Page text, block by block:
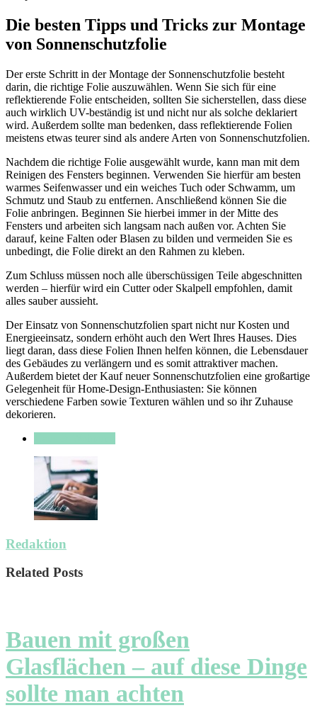
Die besten Tipps und Tricks zur Montage
von Sonnenschutzfolie
Der erste Schritt in der Montage der Sonnenschutzfolie besteht
darin, die richtige Folie auszuwählen. Wenn Sie sich für eine
reflektierende Folie entscheiden, sollten Sie sicherstellen, dass diese
auch wirklich UV-beständig ist und nicht nur als solche deklariert
wird. Außerdem sollte man bedenken, dass reflektierende Folien
meistens etwas teurer sind als andere Arten von Sonnenschutzfolien.
Nachdem die richtige Folie ausgewählt wurde, kann man mit dem
Reinigen des Fensters beginnen. Verwenden Sie hierfür am besten
warmes Seifenwasser und ein weiches Tuch oder Schwamm, um
Schmutz und Staub zu entfernen. Anschließend können Sie die
Folie anbringen. Beginnen Sie hierbei immer in der Mitte des
Fensters und arbeiten sich langsam nach außen vor. Achten Sie
darauf, keine Falten oder Blasen zu bilden und vermeiden Sie es
unbedingt, die Folie direkt an den Rahmen zu kleben.
Zum Schluss müssen noch alle überschüssigen Teile abgeschnitten
werden – hierfür wird ein Cutter oder Skalpell empfohlen, damit
alles sauber aussieht.
Der Einsatz von Sonnenschutzfolien spart nicht nur Kosten und
Energieeinsatz, sondern erhöht auch den Wert Ihres Hauses. Dies
liegt daran, dass diese Folien Ihnen helfen können, die Lebensdauer
des Gebäudes zu verlängern und es somit attraktiver machen.
Außerdem bietet der Kauf neuer Sonnenschutzfolien eine großartige
Gelegenheit für Home-Design-Enthusiasten: Sie können
verschiedene Farben sowie Texturen wählen und so ihr Zuhause
dekorieren.
Redaktion
Related Posts
Bauen mit großen
Glasflächen – auf diese Dinge
sollte man achten